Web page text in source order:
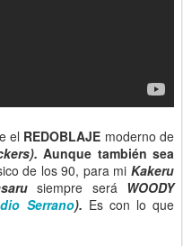
el REDOBLAJE moderno de
Aunque también sea
de los 90, para miKakeru
siempre será WOODY
Serrano). Es con lo que